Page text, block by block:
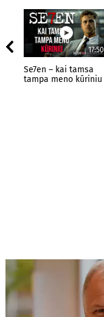
17:50
Se7en – kai tamsa
tampa meno kūriniu